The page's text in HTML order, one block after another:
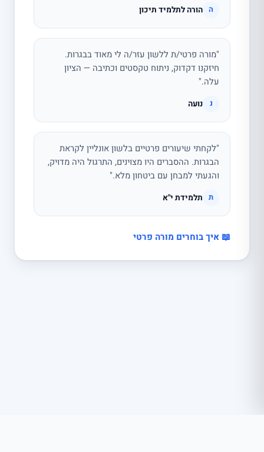
ה הורה לתלמיד תיכון
"מורה פרטי/ת ללשון עזר/ה לי מאוד בבגרות.
חיזקנו דקדוק, ניתוח טקסטים וכתיבה — הציון
עלה."
נ נועה
"לקחתי שיעורים פרטיים בלשון אונליין לקראת
הבגרות. ההסברים היו מצוינים, התרגול היה מדויק,
והגעתי למבחן עם ביטחון מלא."
ת תלמידת י"א
📖 איך בוחרים מורה פרטי